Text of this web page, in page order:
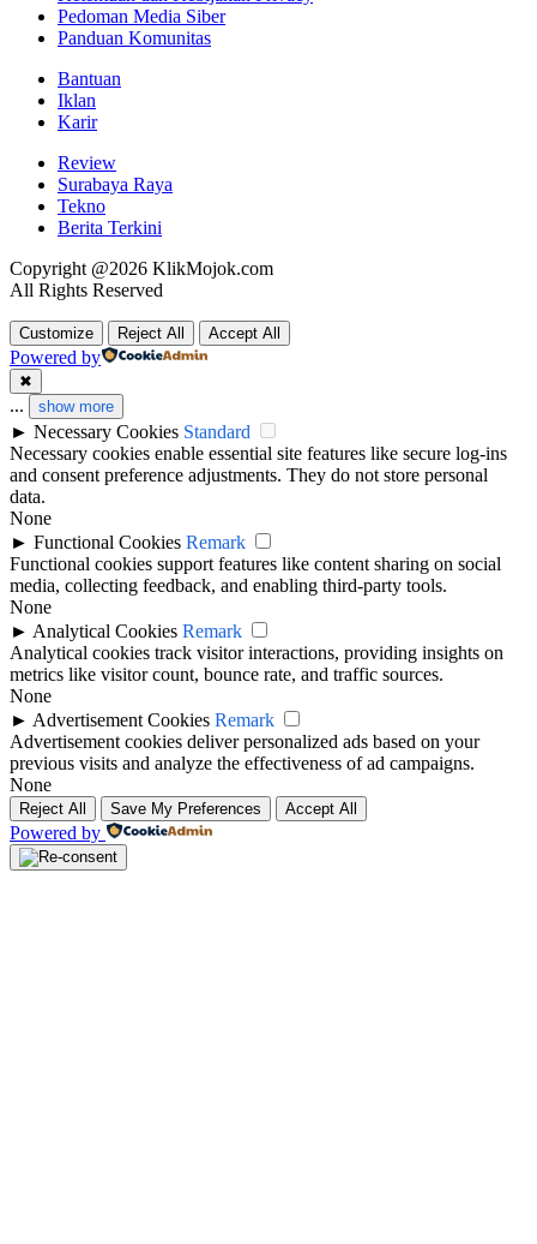
Pedoman Media Siber
Panduan Komunitas
Bantuan
Iklan
Karir
Review
Surabaya Raya
Tekno
Berita Terkini
Copyright @2026 KlikMojok.com
All Rights Reserved
Customize Reject All Accept All
Powered by
✖
... show more
► Necessary Cookies Standard
Necessary cookies enable essential site features like secure log-ins
and consent preference adjustments. They do not store personal
data.
None
► Functional Cookies Remark
Functional cookies support features like content sharing on social
media, collecting feedback, and enabling third-party tools.
None
► Analytical Cookies Remark
Analytical cookies track visitor interactions, providing insights on
metrics like visitor count, bounce rate, and traffic sources.
None
► Advertisement Cookies Remark
Advertisement cookies deliver personalized ads based on your
previous visits and analyze the effectiveness of ad campaigns.
None
Reject All Save My Preferences Accept All
Powered by